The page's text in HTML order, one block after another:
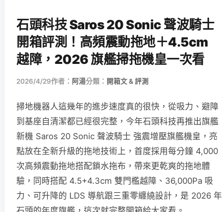
石頭科技 Saros 20 Sonic 聲波騎士
開箱評測！高頻震動拖地＋4.5cm
越障，2026 旗艦掃拖機皇一次看
2026/4/29作者： 阿湯分類： 開箱文 & 評測
掃地機器人這幾年的進步速度真的很快，從吸力、避障
到基座自清潔都已經很完整，今年石頭科技再推出旗艦
新機 Saros 20 Sonic 聲波騎士 強震增壓旗艦機皇，亮
點放在全新升級的拖地技術上，首度採用每分鐘 4,000
次高頻震動拖地搭配鎖水拖布，帶來更乾爽的拖地體
驗，同時搭配 4.5+4.3cm 雙門檻越障、36,000Pa 吸
力、可升降的 LDS 導航跟三重零纏繞設計，是 2026 年